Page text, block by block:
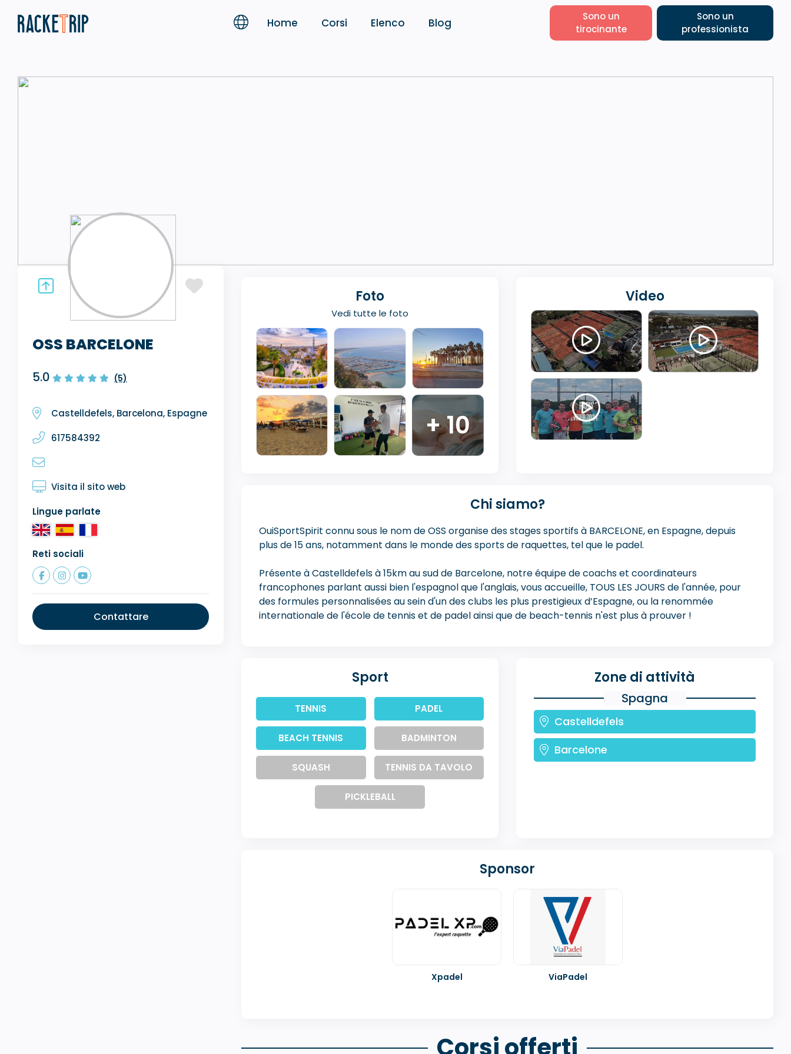
Home Corsi Elenco Blog
Sono un
tirocinante
Sono un
professionista
OSS BARCELONE
5.0 (5)
Castelldefels, Barcelona, Espagne
617584392
Visita il sito web
Lingue parlate
Reti sociali
Contattare
Foto
Vedi tutte le foto
+ 10
Video
Chi siamo?
OuiSportSpirit connu sous le nom de OSS organise des stages sportifs à BARCELONE, en Espagne, depuis
plus de 15 ans, notamment dans le monde des sports de raquettes, tel que le padel.
Présente à Castelldefels à 15km au sud de Barcelone, notre équipe de coachs et coordinateurs
francophones parlant aussi bien l'espagnol que l'anglais, vous accueille, TOUS LES JOURS de l'année, pour
des formules personnalisées au sein d'un des clubs les plus prestigieux d’Espagne, ou la renommée
internationale de l'école de tennis et de padel ainsi que de beach-tennis n'est plus à prouver !
Sport
TENNIS PADEL
BEACH TENNIS BADMINTON
SQUASH TENNIS DA TAVOLO
PICKLEBALL
Zone di attività
Spagna
Castelldefels
Barcelone
Sponsor
Xpadel ViaPadel